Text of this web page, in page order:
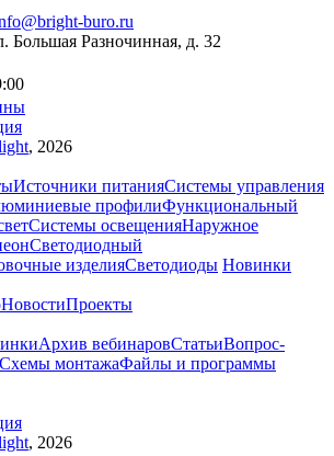
buro.ru
Большая Разночинная, д. 32
, 2026
Источники питанияСистемы управления
профилиФункциональный
Системы освещенияНаружное
Светодиодный
изделияСветодиоды Новинки
НовостиПроекты
Архив вебинаровСтатьиВопрос-
Схемы монтажаФайлы и программы
, 2026